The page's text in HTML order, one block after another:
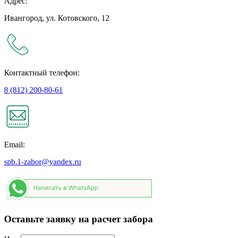
Ивангород, ул. Котовского, 12
Контактный телефон:
8 (812) 200-80-61
Email:
spb.1-zabor@yandex.ru
Оставьте заявку на расчет забора